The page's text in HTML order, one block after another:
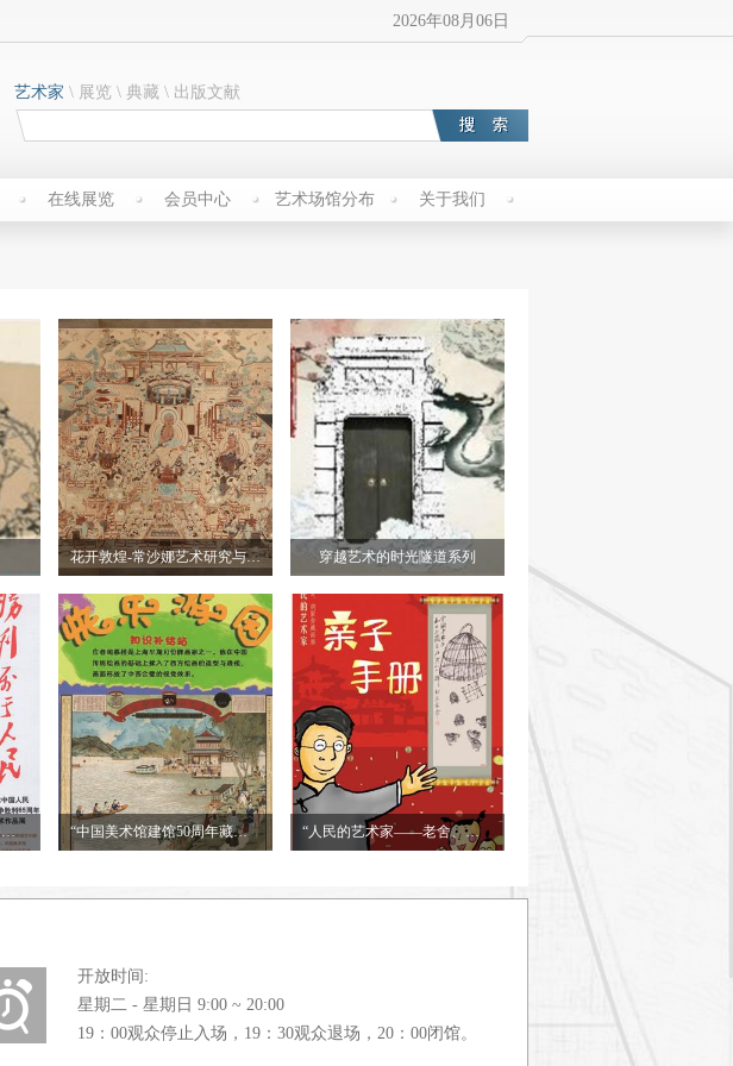
2026年08月06日
艺术家 \ 展览 \ 典藏 \ 出版文献
在线展览 会员中心 艺术场馆分布 关于我们
花开敦煌-常沙娜艺术研究与应用展 穿越艺术的时光隧道系列
“胜利属于人民——纪念中国人民抗日战争胜利65周年美术作品展”导赏手册 “中国美术馆建馆50周年藏品大展”亲子手册 “人民的艺术家——老舍、胡絜青藏画展”亲子手册
开放时间:
星期二 - 星期日 9:00 ~ 20:00
19：00观众停止入场，19：30观众退场，20：00闭馆。